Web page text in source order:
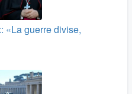
«La guerre divise,